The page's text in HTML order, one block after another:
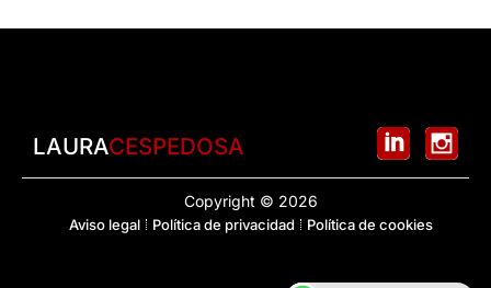
LAURACESPEDOSA
Copyright © 2026
Aviso legal Política de privacidad Política de cookies